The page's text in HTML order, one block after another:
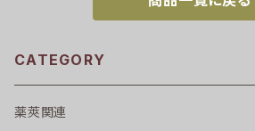
CATEGORY
薬莢関連